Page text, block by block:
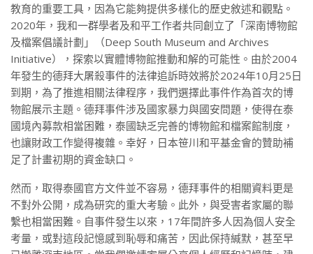
教育的重要工具，因為它能夠提供多樣化的歷史敘述和觀點。
2020年，我和一群學者及和平工作者共同創立了「深南博物館
及檔案倡議計劃」（Deep South Museum and Archives
Initiative），探索以實體博物館推動和解的可能性。由於2004
年發生的德拜大屠殺事件的法律追訴時效將於2024年10月25日
到期，為了推進相關法律程序，我們選擇此事件作為首次的博
物館展示主題。德拜事件涉及國家暴力與國安問題，使得在泰
國境內募款相當困難，泰國缺乏完善的博物館和檔案館制度，
也讓財政工作變得複雜。幸好，日本笹川和平基金會的贊助補
足了計畫初期的資金缺口。
然而，取得泰國官方文件並不容易，德拜事件的相關資料更是
不對外公開，成為研究的重大考驗。此外，與受害者家屬的聯
繫也相當困難。自事件發生以來，17年間許多人因為個人安全
考量，或對這段記憶感到恥辱和痛苦，因此保持緘默，甚至早